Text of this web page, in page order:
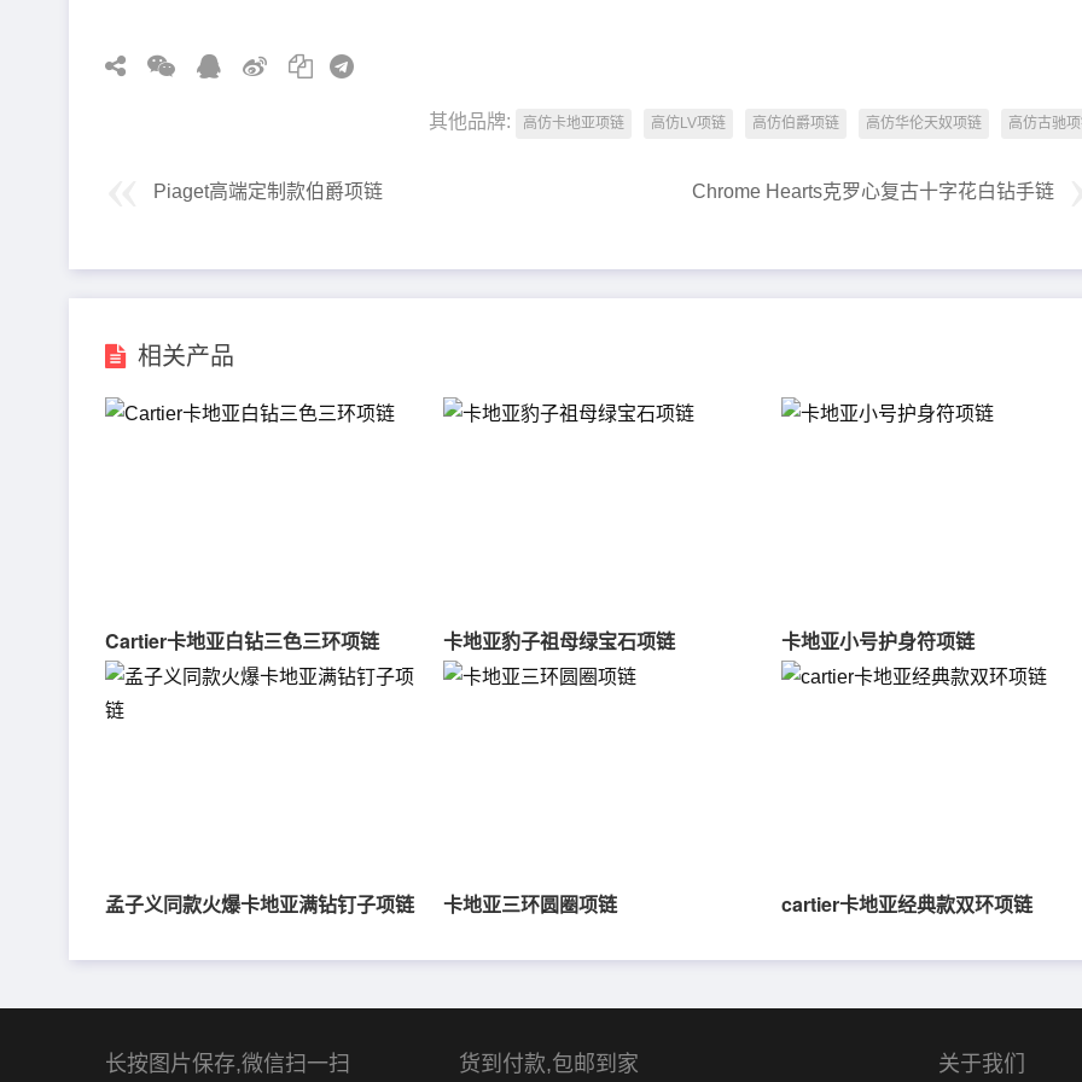
其他品牌: 高仿卡地亚项链 高仿LV项链 高仿伯爵项链 高仿华伦天奴项链 高仿古驰
Piaget高端定制款伯爵项链 Chrome Hearts克罗心复古十字花白钻手链
相关产品
Cartier卡地亚白钻三色三环项链 卡地亚豹子祖母绿宝石项链 卡地亚小号护身符项链
孟子义同款火爆卡地亚满钻钉子项链 卡地亚三环圆圈项链 cartier卡地亚经典款双环项链
长按图片保存,微信扫一扫 货到付款,包邮到家 关于我们